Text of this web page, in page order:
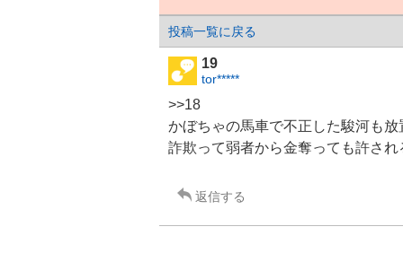
投稿一覧に戻る
19
tor*****
>>18
かぼちゃの馬車で不正した駿河も放
詐欺って弱者から金奪っても許され
返信する